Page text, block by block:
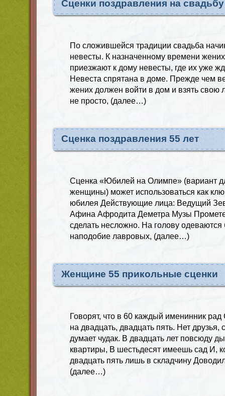
Сценки поздравления на
По сложившейся традиции свадьба
невесты. К назначенному времени
приезжают к дому невесты, где их уже
Невеста спрятана в доме. Прежде чем
жених должен войти в дом и взять свою
не просто, (далее…)
Сценка поздравления 55 лет
Сценка «Юбилей на Олимпе» (вариант
женщины) может использоваться как
юбилея Действующие лица: Ведущий
Афина Афродита Деметра Музы
сделать несложно. На голову
наподобие лавровых, (далее…)
Женщине 55 прикольные сценки
Говорят, что в 60 каждый именинник
на двадцать, двадцать пять. Нет друзья,
думает чудак. В двадцать лет повсюду
квартиры, В шестьдесят имеешь сад И,
двадцать пять лишь в складчину
(далее…)